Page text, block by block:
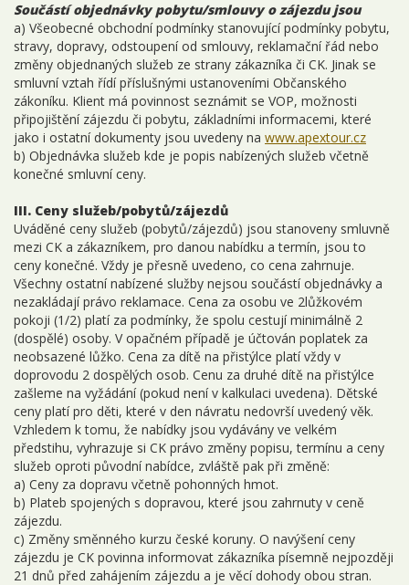
Součástí objednávky pobytu/smlouvy o zájezdu jsou
a) Všeobecné obchodní podmínky stanovující podmínky pobytu,
stravy, dopravy, odstoupení od smlouvy, reklamační řád nebo
změny objednaných služeb ze strany zákazníka či CK. Jinak se
smluvní vztah řídí příslušnými ustanoveními Občanského
zákoníku. Klient má povinnost seznámit se VOP, možnosti
připojištění zájezdu či pobytu, základními informacemi, které
jako i ostatní dokumenty jsou uvedeny na www.apextour.cz
b) Objednávka služeb kde je popis nabízených služeb včetně
konečné smluvní ceny.
III. Ceny služeb/pobytů/zájezdů
Uváděné ceny služeb (pobytů/zájezdů) jsou stanoveny smluvně
mezi CK a zákazníkem, pro danou nabídku a termín, jsou to
ceny konečné. Vždy je přesně uvedeno, co cena zahrnuje.
Všechny ostatní nabízené služby nejsou součástí objednávky a
nezakládají právo reklamace. Cena za osobu ve 2lůžkovém
pokoji (1/2) platí za podmínky, že spolu cestují minimálně 2
(dospělé) osoby. V opačném případě je účtován poplatek za
neobsazené lůžko. Cena za dítě na přistýlce platí vždy v
doprovodu 2 dospělých osob. Cenu za druhé dítě na přistýlce
zašleme na vyžádání (pokud není v kalkulaci uvedena). Dětské
ceny platí pro děti, které v den návratu nedovrší uvedený věk.
Vzhledem k tomu, že nabídky jsou vydávány ve velkém
předstihu, vyhrazuje si CK právo změny popisu, termínu a ceny
služeb oproti původní nabídce, zvláště pak při změně:
a) Ceny za dopravu včetně pohonných hmot.
b) Plateb spojených s dopravou, které jsou zahrnuty v ceně
zájezdu.
c) Změny směnného kurzu české koruny. O navýšení ceny
zájezdu je CK povinna informovat zákazníka písemně nejpozději
21 dnů před zahájením zájezdu a je věcí dohody obou stran.